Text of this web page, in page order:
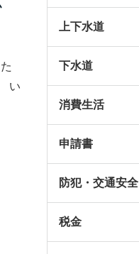
い
上下水道
下水道
消費生活
申請書
防犯・交通安全
税金